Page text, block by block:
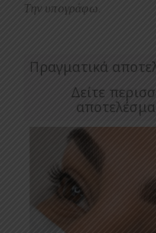
Την υπογράφω.
Πραγματικά
Δείτε